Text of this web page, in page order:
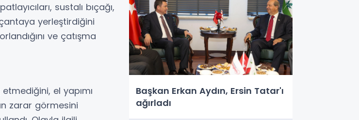
sustalı bıçağı,
yerleştirdiğini
ve çatışma
el yapımı
zarar görmesini
Başkan Erkan Aydın, Ersin Tatar'ı
ağırladı